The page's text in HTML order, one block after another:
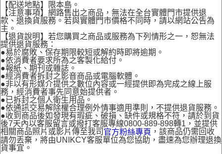
【配送地點】限本島。
【注意事項】網路售出之商品，無法在全台實體門市提供退
款、退換貨服務。若與實體門市價格不同時，請以網站公告為
主。
【退貨說明】若您購買之商品或服務為下列情形之一，恕無法
提供退貨服務：
●易於腐敗、保存期限較短或解約時即將逾期。
●依消費者要求所為之客製化給付。
●報紙、期刊或雜誌。
●經消費者拆封之影音商品或電腦軟體。
●非以有形媒介提供之數位內容或一經提供即為完成之線上服
務，經消費者事先同意始提供者。
●已拆封之個人衛生用品。
●依通訊交易解除權合理例外情事適用準則，不提供退貨服務。
●收到商品後如發現有瑕疵、破損、缺件或規格不符，請於到貨
後7天內以客服留言或撥打客服專線0800-889-898轉1，並提供
相關商品照片或影片傳至我司 官方粉絲專頁 ，該商品仍需回收
請勿丟棄，將由UNIKCY客服單位為您協助，盡速為您辦理退換
貨事宜。